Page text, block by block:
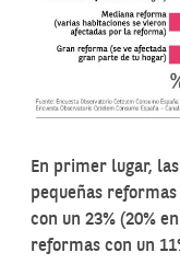
En primer lugar,
pequeñas
con un 23% (20%
reformas con un